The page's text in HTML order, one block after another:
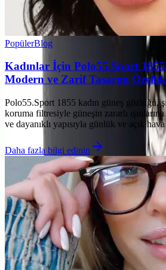
PopülerBlog
Kadınlar İçin Polo55.Sport
Modern ve Zarif Tasarım
Polo55.Sport 1855 kadın güneş gözlüğü,
koruma filtresiyle güneşin zararlı
ve dayanıklı yapısıyla günlük ve açık
Daha fazla bilgi edinin